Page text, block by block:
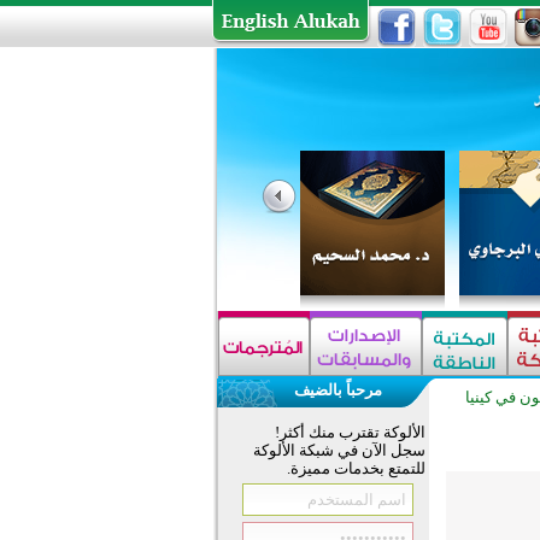
في كينيا مرحباً بالضيف
الألوكة تقترب منك أكثر!
سجل الآن في شبكة الألوكة
للتمتع بخدمات مميزة.